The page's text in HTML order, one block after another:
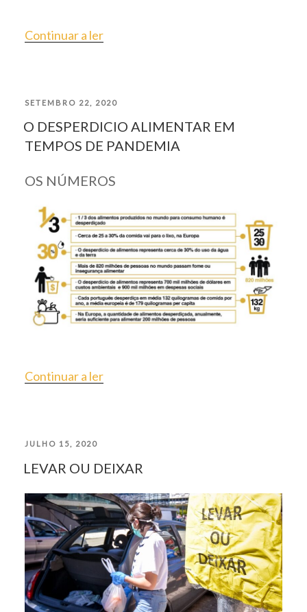
Continuar a ler“QUERIDO
PUBLICADO
EM
SETEMBRO 22, 2020
O DESPERDICIO ALIMENTAR EM
TEMPOS DE PANDEMIA
OS NÚMEROS
Continuar a ler“O
TEMPOS
DE
PANDEMIA”
PUBLICADO
EM
JULHO 15, 2020
LEVAR OU DEIXAR